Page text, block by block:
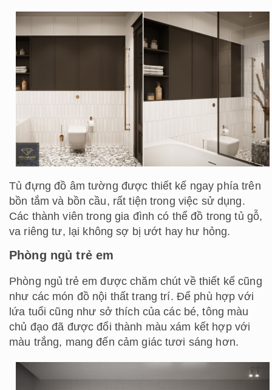
Tủ đựng đồ âm tường được thiết kế ngay phía trên
bồn tắm và bồn cầu, rất tiện trong việc sử dụng.
Các thành viên trong gia đình có thể đồ trong tủ gỗ,
va riêng tư, lại không sợ bị ướt hay hư hỏng.
Phòng ngủ trẻ em
Phòng ngủ trẻ em được chăm chút về thiết kế cũng
như các món đồ nội thất trang trí. Để phù hợp với
lứa tuổi cũng như sở thích của các bé, tông màu
chủ đạo đã được đổi thành màu xám kết hợp với
màu trắng, mang đến cảm giác tươi sáng hơn.